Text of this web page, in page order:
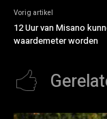
Vorig artikel
12 Uur van Misano
waardemeter worden